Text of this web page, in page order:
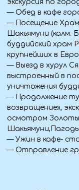
— Вода,
— Сумка для
Для
— Комфортабельный
Луганска, Краснодона.
— Прогулка на теплоходе
Транспорт:
Входит в